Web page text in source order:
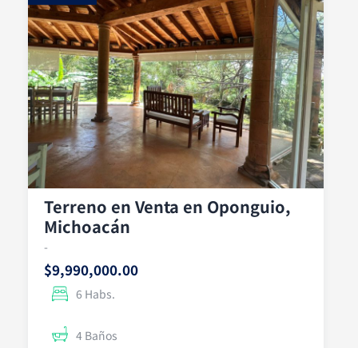
Terreno en Venta en Oponguio,
Michoacán
-
$9,990,000.00
6 Habs.
4 Baños